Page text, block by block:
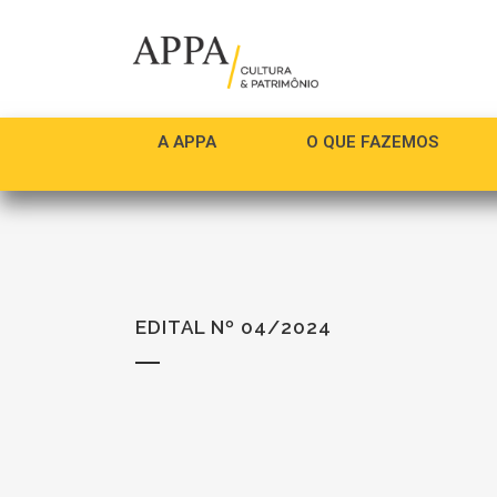
A APPA O QUE FAZEMOS
EDITAL Nº 04/2024